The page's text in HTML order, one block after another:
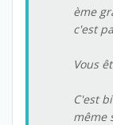
ème
c'est
Vous
C'est
même